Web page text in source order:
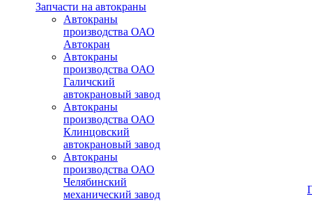
Запчасти на автокраны
Автокраны
производства ОАО
Автокран
Автокраны
производства ОАО
Галичский
автокрановый завод
Автокраны
производства ОАО
Клинцовский
автокрановый завод
Автокраны
производства ОАО
Челябинский
механический завод